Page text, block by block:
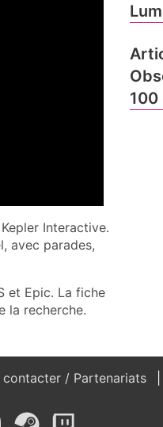
Interactive.
avec parades,
et Epic. La fiche
la recherche.
100
contacter / Partenariats